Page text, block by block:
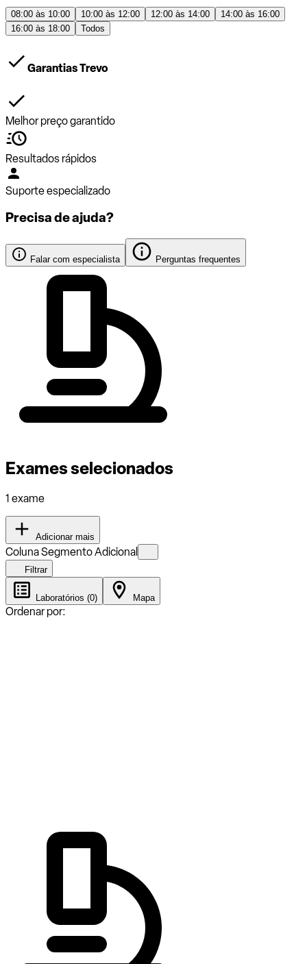
08:00 às 10:00 10:00 às 12:00 12:00 às 14:00
14:00 às 16:00
16:00 às 18:00
Todos
Garantias Trevo
Melhor preço garantido
Resultados rápidos
Suporte especializado
Precisa de ajuda?
Falar com especialista Perguntas frequentes
Exames selecionados
1 exame
Adicionar mais
Coluna Segmento Adicional
Filtrar
Laboratórios (0) Mapa
Ordenar por: